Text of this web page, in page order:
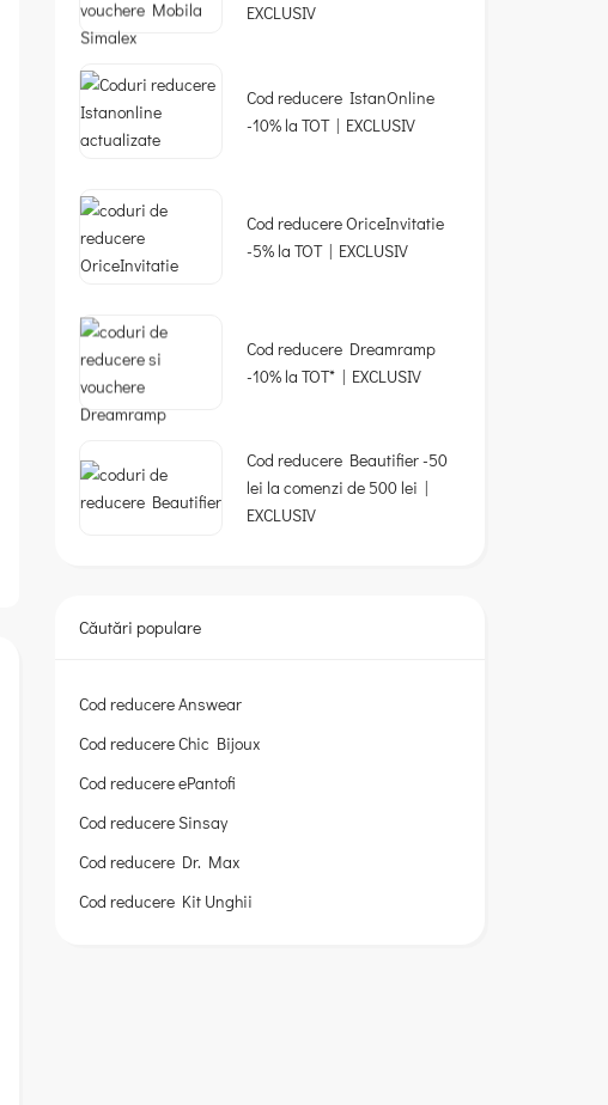
EXCLUSIV
Cod reducere IstanOnline
-10% la TOT | EXCLUSIV
Cod reducere OriceInvitatie
-5% la TOT | EXCLUSIV
Cod reducere Dreamramp
-10% la TOT* | EXCLUSIV
Cod reducere Beautifier -50
lei la comenzi de 500 lei |
EXCLUSIV
Căutări populare
Cod reducere Answear
Cod reducere Chic Bijoux
Cod reducere ePantofi
Cod reducere Sinsay
Cod reducere Dr. Max
Cod reducere Kit Unghii